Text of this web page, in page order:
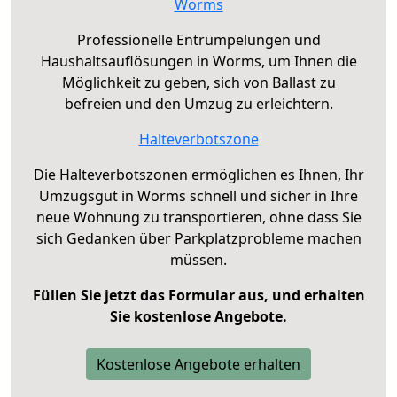
Worms
Professionelle Entrümpelungen und
Haushaltsauflösungen in Worms, um Ihnen die
Möglichkeit zu geben, sich von Ballast zu
befreien und den Umzug zu erleichtern.
Halteverbotszone
Die Halteverbotszonen ermöglichen es Ihnen, Ihr
Umzugsgut in Worms schnell und sicher in Ihre
neue Wohnung zu transportieren, ohne dass Sie
sich Gedanken über Parkplatzprobleme machen
müssen.
Füllen Sie jetzt das Formular aus, und erhalten
Sie kostenlose Angebote.
Kostenlose Angebote erhalten